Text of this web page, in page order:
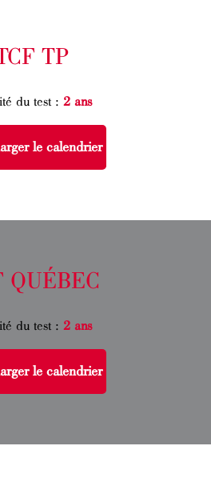
TP
du test : 2 ans
le calendrier
QUÉBEC
du test : 2 ans
le calendrier